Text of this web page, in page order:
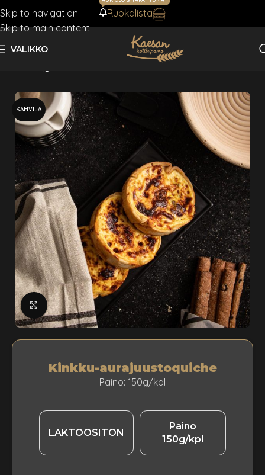
Skip to navigation
Skip to main content
AJANKOHTAISTA
Ruokalista
VALIKKO
KAHVILA
klikkaa suuremmaksi
Kinkku-aurajuustoquiche
Paino: 150g/kpl
LAKTOOSITON
Paino
150g/kpl